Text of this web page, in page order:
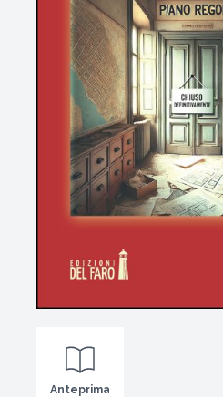
Anteprima